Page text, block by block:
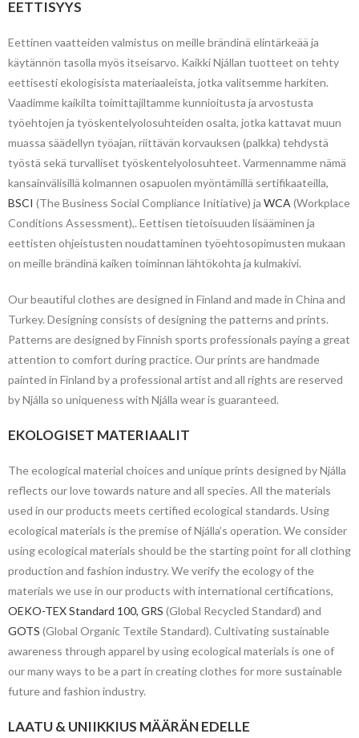
EETTISYYS
Eettinen vaatteiden valmistus on meille brändinä elintärkeää ja
käytännön tasolla myös itseisarvo. Kaikki Njállan tuotteet on tehty
eettisesti ekologisista materiaaleista, jotka valitsemme harkiten.
Vaadimme kaikilta toimittajiltamme kunnioitusta ja arvostusta
työehtojen ja työskentelyolosuhteiden osalta, jotka kattavat muun
muassa säädellyn työajan, riittävän korvauksen (palkka) tehdystä
työstä sekä turvalliset työskentelyolosuhteet. Varmennamme nämä
kansainvälisillä kolmannen osapuolen myöntämillä sertifikaateilla,
BSCI (The Business Social Compliance Initiative) ja WCA (Workplace
Conditions Assessment),. Eettisen tietoisuuden lisääminen ja
eettisten ohjeistusten noudattaminen työehtosopimusten mukaan
on meille brändinä kaiken toiminnan lähtökohta ja kulmakivi.
Our beautiful clothes are designed in Finland and made in China and
Turkey. Designing consists of designing the patterns and prints.
Patterns are designed by Finnish sports professionals paying a great
attention to comfort during practice. Our prints are handmade
painted in Finland by a professional artist and all rights are reserved
by Njálla so uniqueness with Njálla wear is guaranteed.
EKOLOGISET MATERIAALIT
The ecological material choices and unique prints designed by Njálla
reflects our love towards nature and all species. All the materials
used in our products meets certified ecological standards. Using
ecological materials is the premise of Njálla’s operation. We consider
using ecological materials should be the starting point for all clothing
production and fashion industry. We verify the ecology of the
materials we use in our products with international certifications,
OEKO-TEX Standard 100, GRS (Global Recycled Standard) and
GOTS (Global Organic Textile Standard). Cultivating sustainable
awareness through apparel by using ecological materials is one of
our many ways to be a part in creating clothes for more sustainable
future and fashion industry.
LAATU & UNIIKKIUS MÄÄRÄN EDELLE